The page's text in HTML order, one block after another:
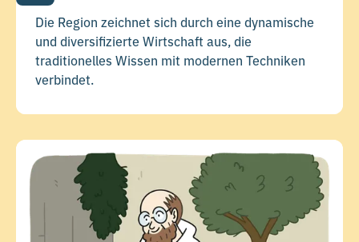
Die Region zeichnet sich durch eine dynamische
und diversifizierte Wirtschaft aus, die
traditionelles Wissen mit modernen Techniken
verbindet.